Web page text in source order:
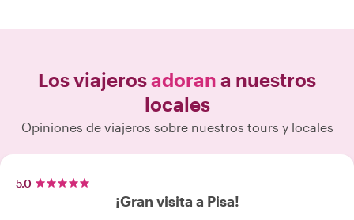
Los viajerosadoran a nuestros
locales
Opiniones de viajeros sobre nuestros tours y locales
5.0
¡Gran visita a Pisa!